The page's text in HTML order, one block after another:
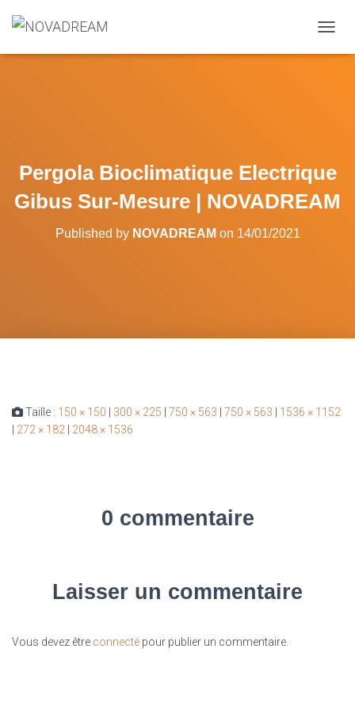
Pergola Bioclimatique Electrique
Gibus Sur-Mesure | NOVADREAM
Published by NOVADREAM on 14/01/2021
Taille : 150 × 150 300 × 225 750 × 563 750 × 563
1536 × 1152
272 × 182 2048 × 1536
0 commentaire
Laisser un commentaire
Vous devez être connecté pour publier un commentaire.